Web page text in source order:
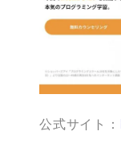
公式サイト：